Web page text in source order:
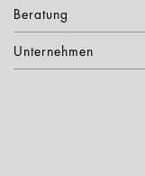
Beratung
Unternehmen